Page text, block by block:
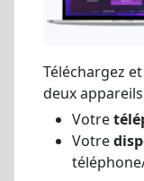
Téléchargez
deux
Votre
Votre